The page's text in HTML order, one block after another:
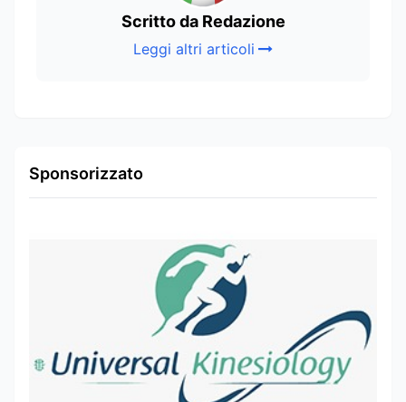
Scritto da Redazione
Leggi altri articoli
Sponsorizzato